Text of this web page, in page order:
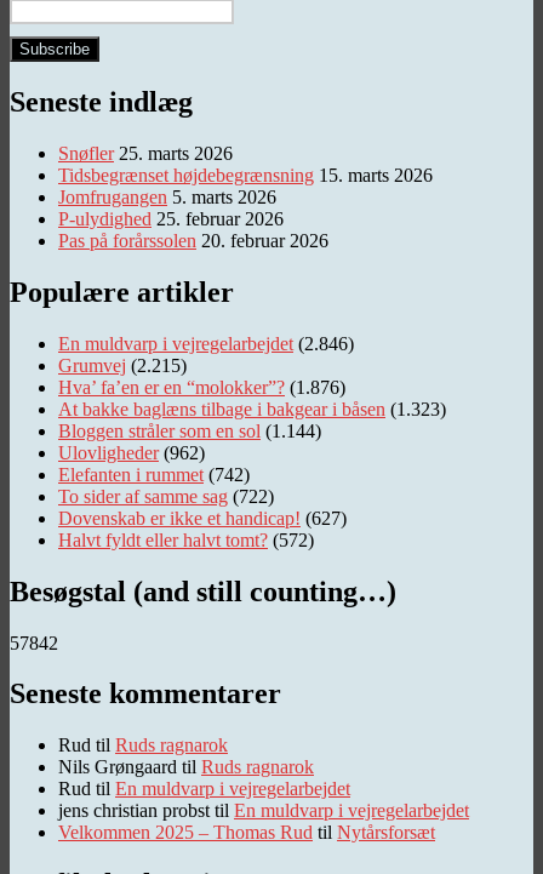
Seneste indlæg
Snøfler 25. marts 2026
Tidsbegrænset højdebegrænsning 15. marts 2026
Jomfrugangen 5. marts 2026
P-ulydighed 25. februar 2026
Pas på forårssolen 20. februar 2026
Populære artikler
En muldvarp i vejregelarbejdet (2.846)
Grumvej (2.215)
Hva’ fa’en er en “molokker”? (1.876)
At bakke baglæns tilbage i bakgear i båsen (1.323)
Bloggen stråler som en sol (1.144)
Ulovligheder (962)
Elefanten i rummet (742)
To sider af samme sag (722)
Dovenskab er ikke et handicap! (627)
Halvt fyldt eller halvt tomt? (572)
Besøgstal (and still counting…)
57842
Seneste kommentarer
Rud til Ruds ragnarok
Nils Grøngaard til Ruds ragnarok
Rud til En muldvarp i vejregelarbejdet
jens christian probst til En muldvarp i vejregelarbejdet
Velkommen 2025 – Thomas Rud til Nytårsforsæt